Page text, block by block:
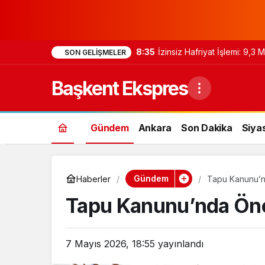
SON GELIŞMELER 8:35 İzinsiz Hafriyat İşlemi: 9,3
Başkent Ekspres
Gündem Ankara Son Dakika
Haberler Gündem Tapu
Tapu Kanunu’nda
7 Mayıs 2026, 18:55 yayınlandı